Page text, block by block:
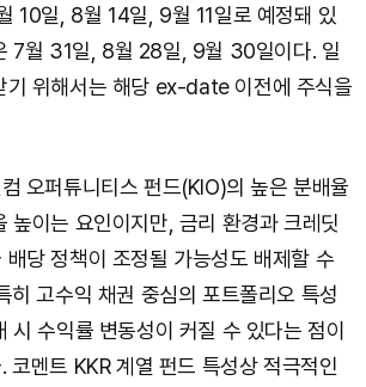
10일, 8월 14일, 9월 11일로 예정돼 있
7월 31일, 8월 28일, 9월 30일이다. 일
기 위해서는 해당 ex-date 이전에 주식을
오퍼튜니티스 펀드(KIO)의 높은 분배율
높이는 요인이지만, 금리 환경과 크레딧
당 정책이 조정될 가능성도 배제할 수
히 고수익 채권 중심의 포트폴리오 특성
시 수익률 변동성이 커질 수 있다는 점이
코멘트 KKR 계열 펀드 특성상 적극적인